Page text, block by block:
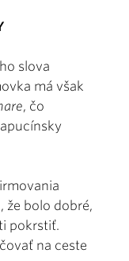
slova
má však
, čo
že bolo dobré,
pokrstiť.
na ceste